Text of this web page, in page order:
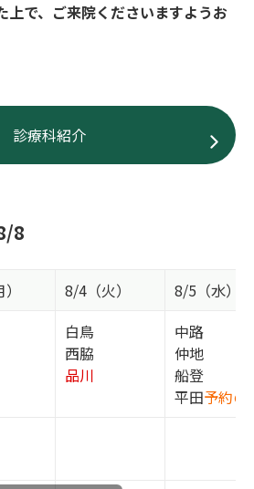
上で、ご来院くださいますようお
診療科紹介
8
8/4（火）
8/5（水）
白鳥
西脇
品川
中路
仲地
船登
平田予約の